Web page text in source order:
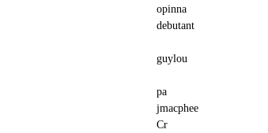
opinna
debutant
guylou
pa
jmacphee
Cr